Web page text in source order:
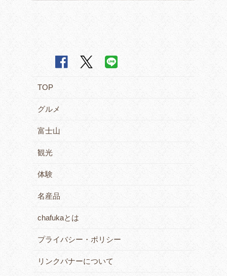
TOP
グルメ
富士山
観光
体験
名産品
chafukaとは
プライバシー・ポリシー
リンクバナーについて